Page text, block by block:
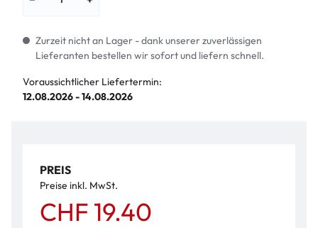
Zurzeit nicht an Lager - dank unserer zuverlässigen
Lieferanten bestellen wir sofort und liefern schnell.
Voraussichtlicher Liefertermin:
12.08.2026 - 14.08.2026
PREIS
Preise inkl. MwSt.
CHF 19.40